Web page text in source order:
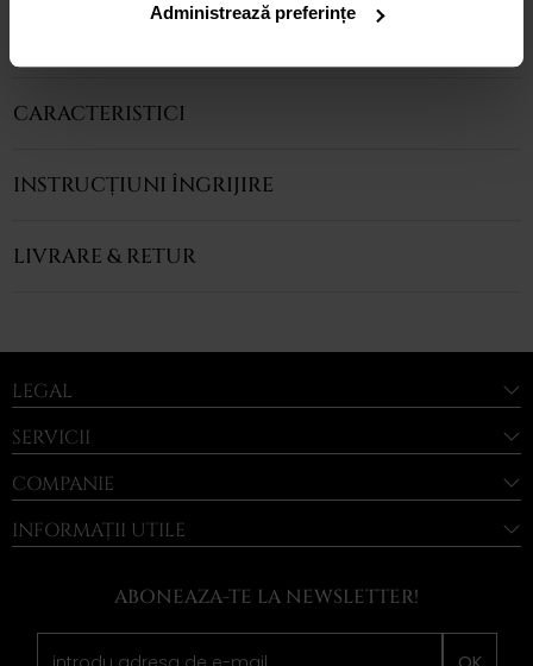
Administrează preferințe
vizitand showroom-ul nostru.
CARACTERISTICI
INSTRUCȚIUNI ÎNGRIJIRE
LIVRARE & RETUR
LEGAL
SERVICII
COMPANIE
INFORMAȚII UTILE
ABONEAZA-TE LA NEWSLETTER!